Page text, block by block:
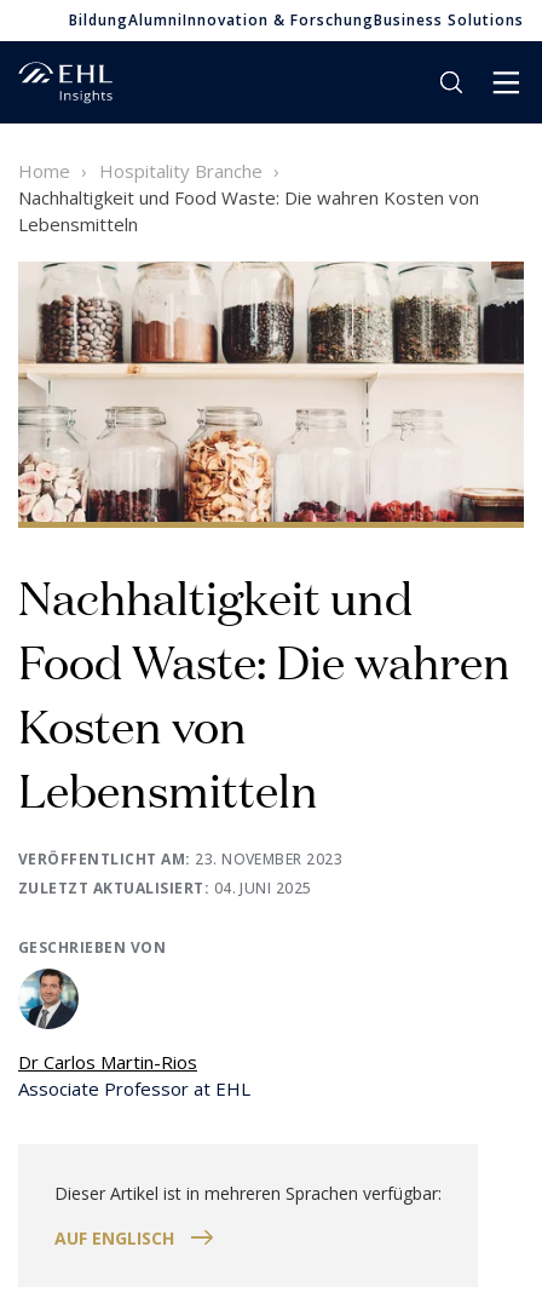
BildungAlumniInnovation & ForschungBusiness Solutions
Home
Hospitality Branche
Nachhaltigkeit und Food Waste: Die wahren Kosten von
Lebensmitteln
Nachhaltigkeit und
Food Waste: Die wahren
Kosten von
Lebensmitteln
VERÖFFENTLICHT AM: 23. NOVEMBER 2023
ZULETZT AKTUALISIERT: 04. JUNI 2025
GESCHRIEBEN VON
Dr Carlos Martin-Rios
Associate Professor at EHL
Dieser Artikel ist in mehreren Sprachen verfügbar:
AUF ENGLISCH